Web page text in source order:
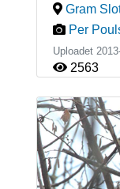
Gram
Per
Uploadet
2563